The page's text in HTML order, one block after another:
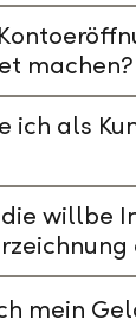
machen?
ich als
willbe
mein